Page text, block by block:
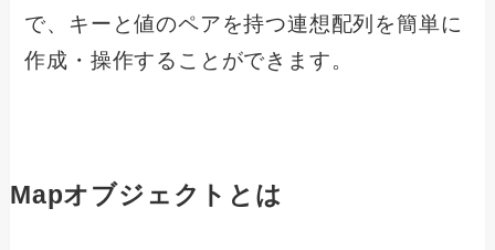
で、キーと値のペアを持つ連想配列を簡単に
作成・操作することができます。
Mapオブジェクトとは